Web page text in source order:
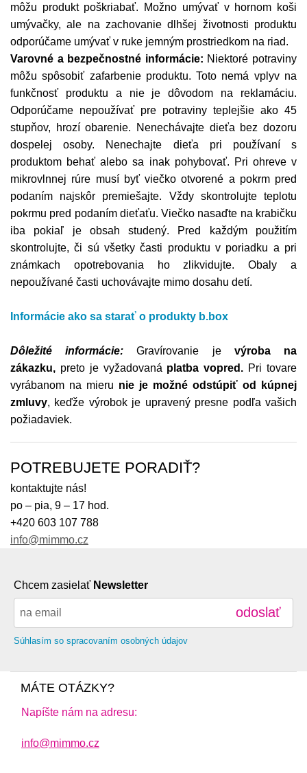
môžu produkt poškriabať. Možno umývať v hornom koši
umývačky, ale na zachovanie dlhšej životnosti produktu
odporúčame umývať v ruke jemným prostriedkom na riad.
Varovné a bezpečnostné informácie: Niektoré potraviny
môžu spôsobiť zafarbenie produktu. Toto nemá vplyv na
funkčnosť produktu a nie je dôvodom na reklamáciu.
Odporúčame nepoužívať pre potraviny teplejšie ako 45
stupňov, hrozí obarenie. Nenechávajte dieťa bez dozoru
dospelej osoby. Nenechajte dieťa pri používaní s
produktom behať alebo sa inak pohybovať. Pri ohreve v
mikrovlnnej rúre musí byť viečko otvorené a pokrm pred
podaním najskôr premiešajte. Vždy skontrolujte teplotu
pokrmu pred podaním dieťaťu. Viečko nasaďte na krabičku
iba pokiaľ je obsah studený. Pred každým použitím
skontrolujte, či sú všetky časti produktu v poriadku a pri
známkach opotrebovania ho zlikvidujte. Obaly a
nepoužívané časti uchovávajte mimo dosahu detí.
Informácie ako sa starať o produkty b.box
Dôležité informácie: Gravírovanie je výroba na
zákazku, preto je vyžadovaná platba vopred. Pri tovare
vyrábanom na mieru nie je možné odstúpiť od kúpnej
zmluvy, keďže výrobok je upravený presne podľa vašich
požiadaviek.
POTREBUJETE PORADIŤ?
kontaktujte nás!
po – pia, 9 – 17 hod.
+420 603 107 788
info@mimmo.cz
Chcem zasielať Newsletter
odoslať
Súhlasím so spracovaním osobných údajov
MÁTE OTÁZKY?
Napíšte nám na adresu:
info@mimmo.cz